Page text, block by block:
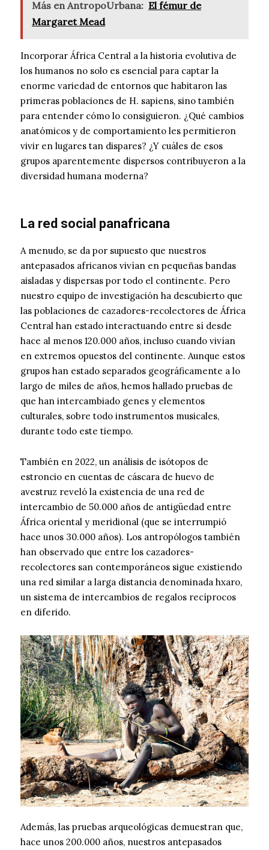
Más en AntropoUrbana: El fémur de
Margaret Mead
Incorporar África Central a la historia evolutiva de
los humanos no solo es esencial para captar la
enorme variedad de entornos que habitaron las
primeras poblaciones de H. sapiens, sino también
para entender cómo lo consiguieron. ¿Qué cambios
anatómicos y de comportamiento les permitieron
vivir en lugares tan dispares? ¿Y cuáles de esos
grupos aparentemente dispersos contribuyeron a la
diversidad humana moderna?
La red social panafricana
A menudo, se da por supuesto que nuestros
antepasados africanos vivían en pequeñas bandas
aisladas y dispersas por todo el continente. Pero
nuestro equipo de investigación ha descubierto que
las poblaciones de cazadores-recolectores de África
Central han estado interactuando entre sí desde
hace al menos 120.000 años, incluso cuando vivían
en extremos opuestos del continente. Aunque estos
grupos han estado separados geográficamente a lo
largo de miles de años, hemos hallado pruebas de
que han intercambiado genes y elementos
culturales, sobre todo instrumentos musicales,
durante todo este tiempo.
También en 2022, un análisis de isótopos de
estroncio en cuentas de cáscara de huevo de
avestruz reveló la existencia de una red de
intercambio de 50.000 años de antigüedad entre
África oriental y meridional (que se interrumpió
hace unos 30.000 años). Los antropólogos también
han observado que entre los cazadores-
recolectores san contemporáneos sigue existiendo
una red similar a larga distancia denominada hxaro,
un sistema de intercambios de regalos recíprocos
en diferido.
Además, las pruebas arqueológicas demuestran que,
hace unos 200.000 años, nuestros antepasados